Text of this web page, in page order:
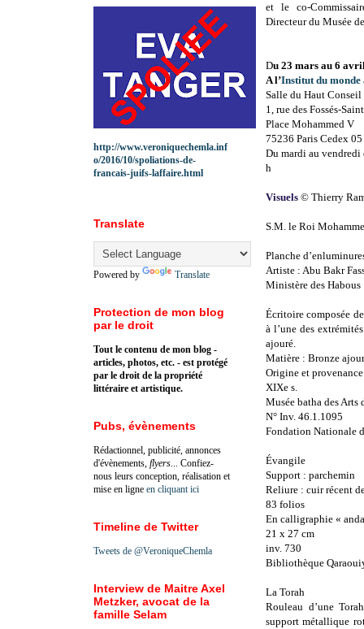
et le co-
Directeur du Musée
Du 23 mars au 6
A l’Institut du monde
Salle du Haut
1, rue des Fossés-
Place Mohammed V
75236 Paris Cedex 05
Du mardi au vendredi
h
Visuels © Thierry
S.M. le Roi
Planche
Artiste : Abu Bakr
Ministère des Habous
Écritoire composée
à l’une des
ajouré.
Matière : Bronze
Origine et
XIXe s.
Musée batha des Arts
N° Inv. 46.1.1095
Fondation Nationale
Évangile
Support : parchemin
Reliure : cuir récent
83 folios
En calligraphie «
21 x 27 cm
inv. 730
Bibliothèque
La Torah
Rouleau d’une
support métallique
http://www.veroniquechemla.inf
o/2016/10/spoliations-de-
francais-juifs-laffaire.html
Translate
Powered by Translate
Protection de mon blog
par le droit
Tout le contenu de mon blog -
articles, photos, etc. - est protégé
par le droit de la propriété
littéraire et artistique.
Pubs, évènements
Rédactionnel, publicité, annonces
d'évènements, flyers ... Confiez-
nous leurs conception, réalisation et
mise en ligne en cliquant ici
Timeline de Twitter
Tweets de @VeroniqueChemla
Interview de Maitre Axel
Metzker, avocat de la
famille Selam